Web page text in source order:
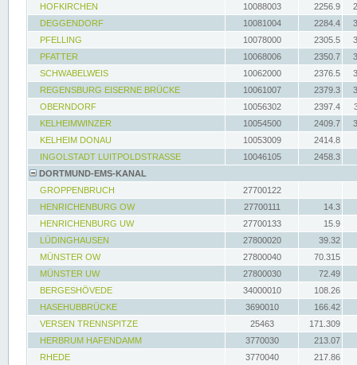
HOFKIRCHEN
10088003 2256.9
DEGGENDORF
10081004 2284.4
PFELLING
10078000 2305.5
PFATTER
10068006 2350.7
SCHWABELWEIS
10062000 2376.5
REGENSBURG EISERNE BRÜCKE
10061007 2379.3
OBERNDORF
10056302 2397.4
KELHEIMWINZER
10054500 2409.7
KELHEIM DONAU
10053009
2414.8
INGOLSTADT LUITPOLDSTRASSE
10046105
2458.3
DORTMUND-EMS-KANAL
GROPPENBRUCH
27700122
HENRICHENBURG OW
27700111
14.3
HENRICHENBURG UW
27700133
15.9
LÜDINGHAUSEN
27800020
39.32
MÜNSTER OW
27800040
70.315
MÜNSTER UW
27800030
72.49
BERGESHÖVEDE
34000010
108.26
HASEHUBBRÜCKE
3690010
166.42
VERSEN TRENNSPITZE
25463
171.309
HERBRUM HAFENDAMM
3770030
213.07
RHEDE
3770040
217.86